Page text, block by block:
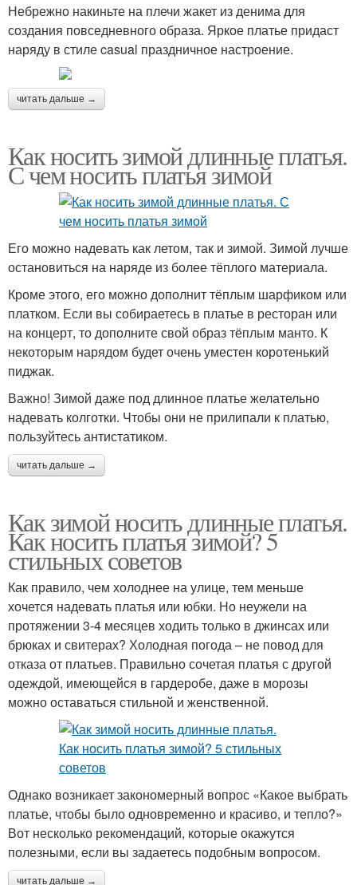
Небрежно накиньте на плечи жакет из денима для
создания повседневного образа. Яркое платье придаст
наряду в стиле casual праздничное настроение.
читать дальше →
Как носить зимой длинные платья.
С чем носить платья зимой
Его можно надевать как летом, так и зимой. Зимой лучше
остановиться на наряде из более тёплого материала.
Кроме этого, его можно дополнит тёплым шарфиком или
платком. Если вы собираетесь в платье в ресторан или
на концерт, то дополните свой образ тёплым манто. К
некоторым нарядом будет очень уместен коротенький
пиджак.
Важно! Зимой даже под длинное платье желательно
надевать колготки. Чтобы они не прилипали к платью,
пользуйтесь антистатиком.
читать дальше →
Как зимой носить длинные платья.
Как носить платья зимой? 5
стильных советов
Как правило, чем холоднее на улице, тем меньше
хочется надевать платья или юбки. Но неужели на
протяжении 3-4 месяцев ходить только в джинсах или
брюках и свитерах? Холодная погода – не повод для
отказа от платьев. Правильно сочетая платья с другой
одеждой, имеющейся в гардеробе, даже в морозы
можно оставаться стильной и женственной.
Однако возникает закономерный вопрос «Какое выбрать
платье, чтобы было одновременно и красиво, и тепло?»
Вот несколько рекомендаций, которые окажутся
полезными, если вы задаетесь подобным вопросом.
читать дальше →